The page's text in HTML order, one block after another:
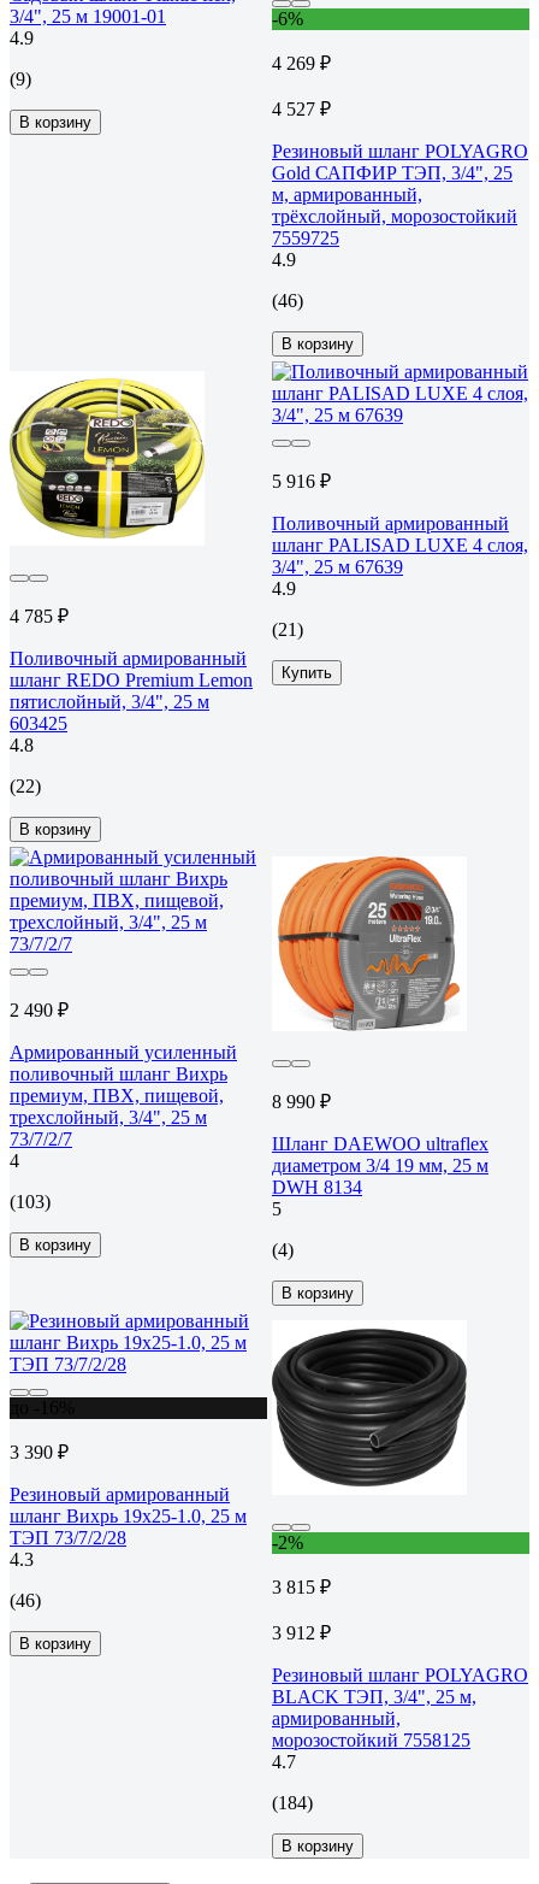
3/4", 25 м 19001-01
4.9
(9)
В корзину
-6%
4 269 ₽
4 527 ₽
Резиновый шланг POLYAGRO
Gold САПФИР ТЭП, 3/4", 25
м, армированный,
трёхслойный, морозостойкий
7559725
4.9
(46)
В корзину
4 785 ₽
Поливочный армированный
шланг REDO Premium Lemon
пятислойный, 3/4", 25 м
603425
4.8
(22)
В корзину
5 916 ₽
Поливочный армированный
шланг PALISAD LUXE 4 слоя,
3/4", 25 м 67639
4.9
(21)
Купить
2 490 ₽
Армированный усиленный
поливочный шланг Вихрь
премиум, ПВХ, пищевой,
трехслойный, 3/4", 25 м
73/7/2/7
4
(103)
В корзину
8 990 ₽
Шланг DAEWOO ultraflex
диаметром 3/4 19 мм, 25 м
DWH 8134
5
(4)
В корзину
3 390 ₽
Резиновый армированный
шланг Вихрь 19x25-1.0, 25 м
ТЭП 73/7/2/28
4.3
(46)
В корзину
-2%
3 815 ₽
3 912 ₽
Резиновый шланг POLYAGRO
BLACK ТЭП, 3/4", 25 м,
армированный,
морозостойкий 7558125
4.7
(184)
В корзину